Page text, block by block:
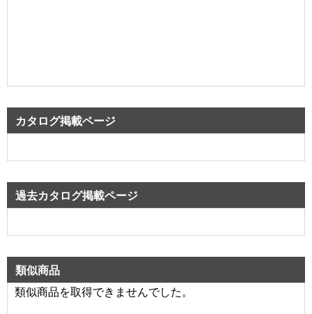
カタログ掲載ページ
過去カタログ掲載ページ
類似商品
類似商品を取得できませんでした。